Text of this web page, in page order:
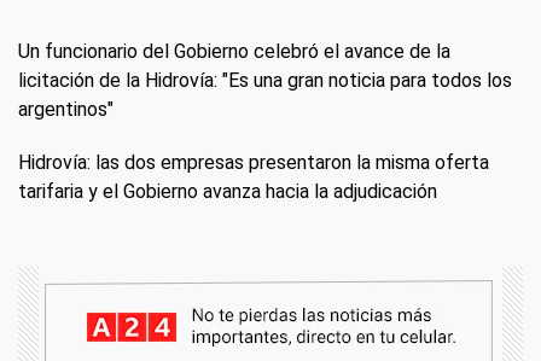
Un funcionario del Gobierno celebró el avance de la
licitación de la Hidrovía: "Es una gran noticia para todos los
argentinos"
Hidrovía: las dos empresas presentaron la misma oferta
tarifaria y el Gobierno avanza hacia la adjudicación